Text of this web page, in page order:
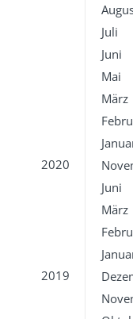
Juli
Juni
Mai
März
2020
Juni
März
2019